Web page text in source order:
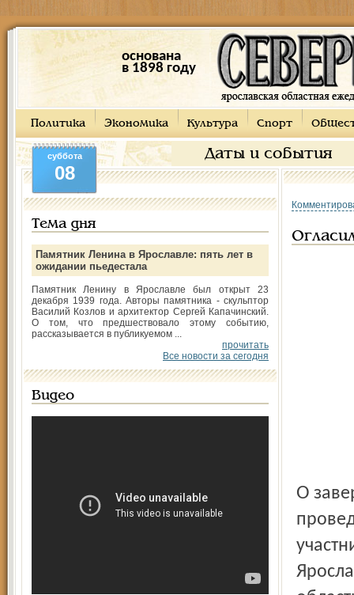
основана
в 1898 году
Политика Экономика Культура Спорт
Даты и события
суббота
08
Тема дня
Памятник Ленина в Ярославле: пять лет в
ожидании пьедестала
Памятник Ленину в Ярославле был открыт 23
декабря 1939 года. Авторы памятника - скульптор
Василий Козлов и архитектор Сергей Капачинский.
О том, что предшествовало этому событию,
рассказывается в публикуемом ...
прочитать
Все новости за сегодня
Видео
О завершении предварительного этапа работы по